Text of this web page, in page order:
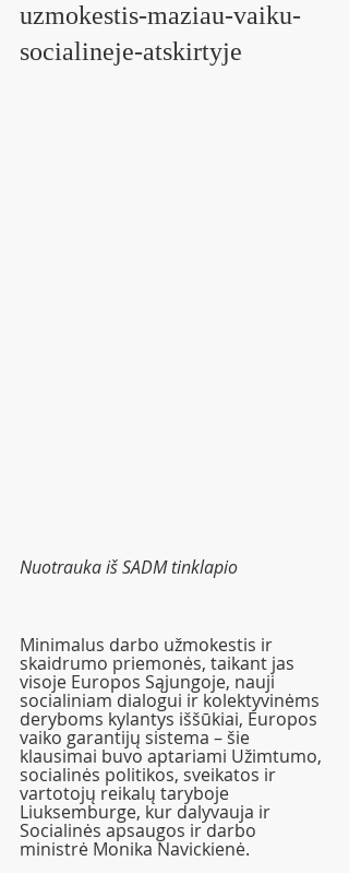
uzmokestis-maziau-vaiku-
socialineje-atskirtyje
Nuotrauka iš SADM tinklapio
Minimalus darbo užmokestis ir
skaidrumo priemonės, taikant jas
visoje Europos Sąjungoje, nauji
socialiniam dialogui ir kolektyvinėms
deryboms kylantys iššūkiai, Europos
vaiko garantijų sistema – šie
klausimai buvo aptariami Užimtumo,
socialinės politikos, sveikatos ir
vartotojų reikalų taryboje
Liuksemburge, kur dalyvauja ir
Socialinės apsaugos ir darbo
ministrė Monika Navickienė.